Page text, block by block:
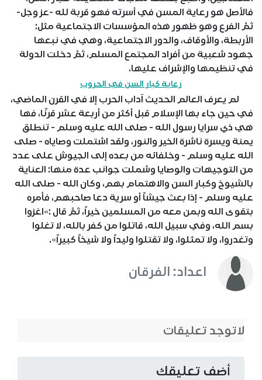
فالأصل هو رعاية المسن في أسرته فهو قربة لله -عز وجل-
ثمَّ الفرع وهو ظهور هذه المؤسسات الاجتماعية مثل:
الأربطة، والأوقاف، والدور الاجتماعية، وهي في نبعها
جهود شعبية من أفراد المجتمع المسلم، ثمَّ دخلت الدولة
في تنظيمها والإشراف عليها.
رعاية كبار السن في الحروب
لم يعرف العالم الحديث آداب الحرب إلا في القرن الماضي،
في حين جاء بها الإسلام قبل أكثر من أربعة عشر قرنًا، فها
هي ذي سرايا رسول الله - صلى الله عليه وسلم - تنطلق
يمنة ويسرة ناشرة الخير والنور، ولقد اشتملت وصاياه - صلى
الله عليه وسلم - وخلفائه من بعده إلى الجيوش على عدد
من التوجيهات والوصايا وشملت جوانب عدة منها: العناية
بالشيوخ وكبار السن والاهتمام بهم، وكان الله - صلى الله
عليه وسلم - إذا بعث جيشاً أو سرية دعا صاحبهم، فأمره
بتقوى الله وبمن معه من المسلمين خيراً، ثمَّ قال :»اغزوا
بسم الله، وفي سبيل الله، قاتلوا من كفر بالله، لا تغلوا
وتغدروا، ولا تمثلوا، ولا تقتلوا وليداً ولا شيخاً كبيراً».
اعداد: الفرقان
لاتوجد تعليقات
أضف تعليقك